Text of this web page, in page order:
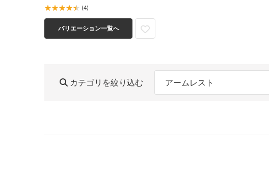
(4)
バリエーション一覧へ
カテゴリを絞り込む アームレスト